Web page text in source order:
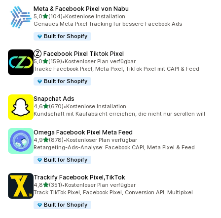
Meta & Facebook Pixel von Nabu
5,0von 5 Sternen
(104)
104 Rezensionen insgesamt
•Kostenlose Installation
Genaues Meta Pixel Tracking für bessere Facebook Ads
Built for Shopify
Ⓩ Facebook Pixel Tiktok Pixel
5,0von 5 Sternen
(159)
159 Rezensionen insgesamt
•Kostenloser Plan verfügbar
Tracke Facebook Pixel, Meta Pixel, TikTok Pixel mit CAPI & Feed
Built for Shopify
Snapchat Ads
4,6von 5 Sternen
(670)
670 Rezensionen insgesamt
•Kostenlose Installation
Kundschaft mit Kaufabsicht erreichen, die nicht nur scrollen will
Omega Facebook Pixel Meta Feed
4,9von 5 Sternen
(878)
878 Rezensionen insgesamt
•Kostenloser Plan verfügbar
Retargeting-Ads-Analyse: Facebook CAPI, Meta Pixel & Feed
Built for Shopify
Trackify Facebook Pixel,TikTok
4,8von 5 Sternen
(351)
351 Rezensionen insgesamt
•Kostenloser Plan verfügbar
Track TikTok Pixel, Facebook Pixel, Conversion API, Multipixel
Built for Shopify